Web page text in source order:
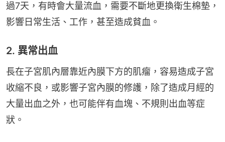
過7天，有時會大量流血，需要不斷地更換衛生棉墊，
影響日常生活、工作，甚至造成貧血。
2. 異常出血
長在子宮肌內層靠近內膜下方的肌瘤，容易造成子宮
收縮不良，或影響子宮內膜的修護，除了造成月經的
大量出血之外，也可能伴有血塊、不規則出血等症
狀。